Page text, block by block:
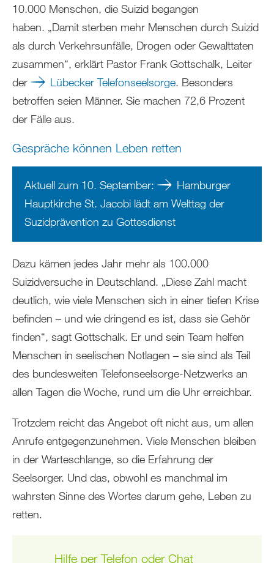
10.000 Menschen, die Suizid begangen
haben. „Damit sterben mehr Menschen durch Suizid
als durch Verkehrsunfälle, Drogen oder Gewalttaten
zusammen“, erklärt Pastor Frank Gottschalk, Leiter
der
Lübecker Telefonseelsorge. Besonders
betroffen seien Männer. Sie machen 72,6 Prozent
der Fälle aus.
Gespräche können Leben retten
Aktuell zum 10. September:
Hamburger
Hauptkirche St. Jacobi lädt am Welttag der
Suzidprävention zu Gottesdienst
Dazu kämen jedes Jahr mehr als 100.000
Suizidversuche in Deutschland. „Diese Zahl macht
deutlich, wie viele Menschen sich in einer tiefen Krise
befinden – und wie dringend es ist, dass sie Gehör
finden“, sagt Gottschalk. Er und sein Team helfen
Menschen in seelischen Notlagen – sie sind als Teil
des bundesweiten Telefonseelsorge-Netzwerks an
allen Tagen die Woche, rund um die Uhr erreichbar.
Trotzdem reicht das Angebot oft nicht aus, um allen
Anrufe entgegenzunehmen. Viele Menschen bleiben
in der Warteschlange, so die Erfahrung der
Seelsorger. Und das, obwohl es manchmal im
wahrsten Sinne des Wortes darum gehe, Leben zu
retten.
Hilfe per Telefon oder Chat